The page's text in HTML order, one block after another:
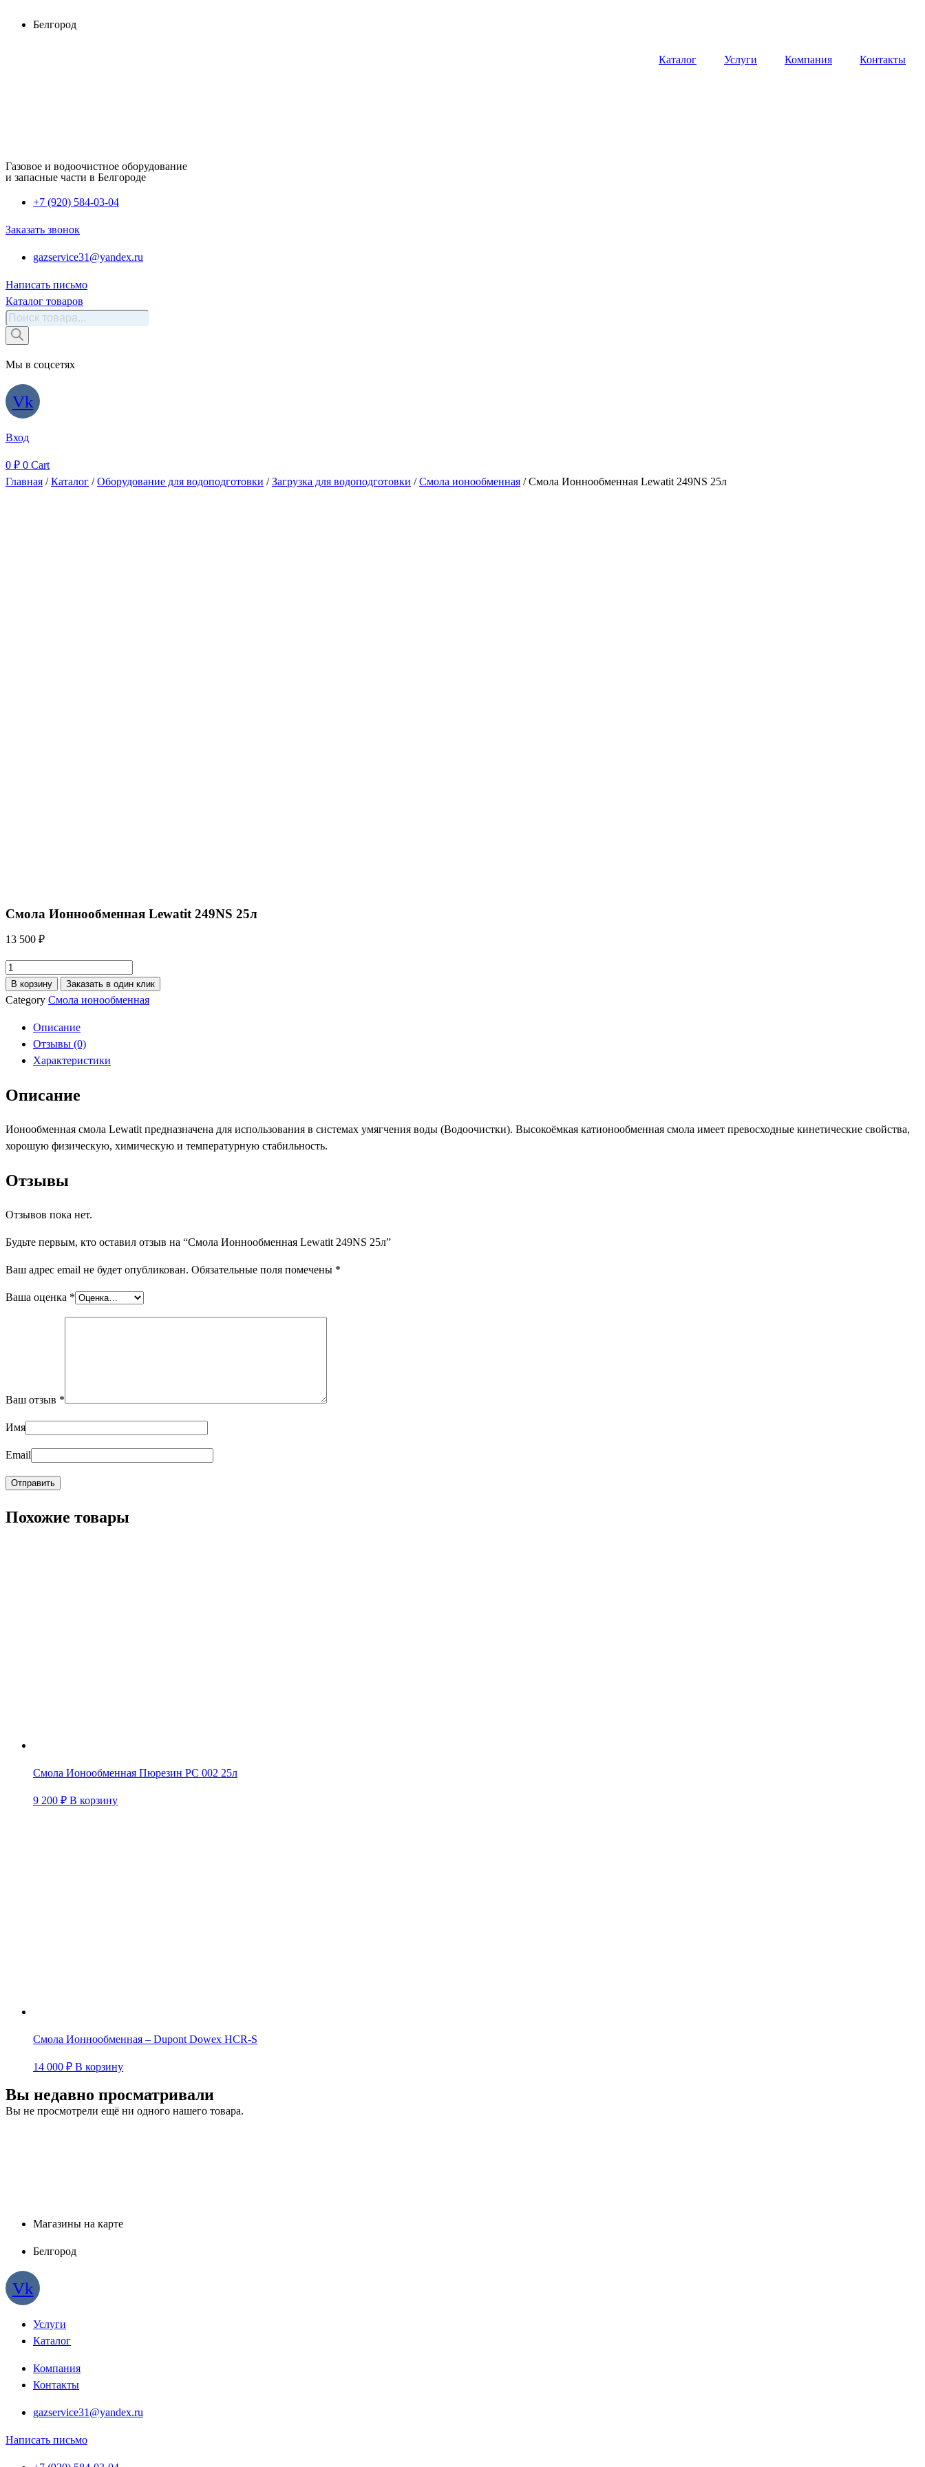
Белгород
Каталог Услуги Компания Контакты
Газовое и водоочистное оборудование
и запасные части в Белгороде
+7 (920) 584-03-04
Заказать звонок
gazservice31@yandex.ru
Написать письмо
Каталог товаров
Поиск
товаров
Мы в соцсетях
Vk
Вход
0 ₽ 0 Cart
Главная /Каталог /Оборудование для водоподготовки /Загрузка для водоподготовки /Смола ионообменная / Смола Ионнообменная Lewatit 249NS 25л
Смола Ионнообменная Lewatit 249NS 25л
13 500 ₽
Количество
товара
Смола
Lewatit
249NS
В корзину Заказать в один клик
Category Смола ионообменная
Описание
Отзывы (0)
Характеристики
Описание
Ионообменная смола Lewatit предназначена для использования в системах умягчения воды (Водоочистки). Высокоёмкая катионообменная смола имеет превосходные кинетические свойства,
хорошую физическую, химическую и температурную стабильность.
Отзывы
Отзывов пока нет.
Будьте первым, кто оставил отзыв на “Смола Ионнообменная Lewatit 249NS 25л”
Ваш адрес email не будет опубликован. Обязательные поля помечены *
Ваша оценка *
Ваш отзыв *
Имя
Email
Похожие товары
Смола Ионообменная Пюрезин PC 002 25л
9 200 ₽ В корзину
Смола Ионнообменная – Dupont Dowex HCR-S
14 000 ₽ В корзину
Вы недавно просматривали
Вы не просмотрели ещё ни одного нашего товара.
Магазины на карте
Белгород
Vk
Услуги
Каталог
Компания
Контакты
gazservice31@yandex.ru
Написать письмо